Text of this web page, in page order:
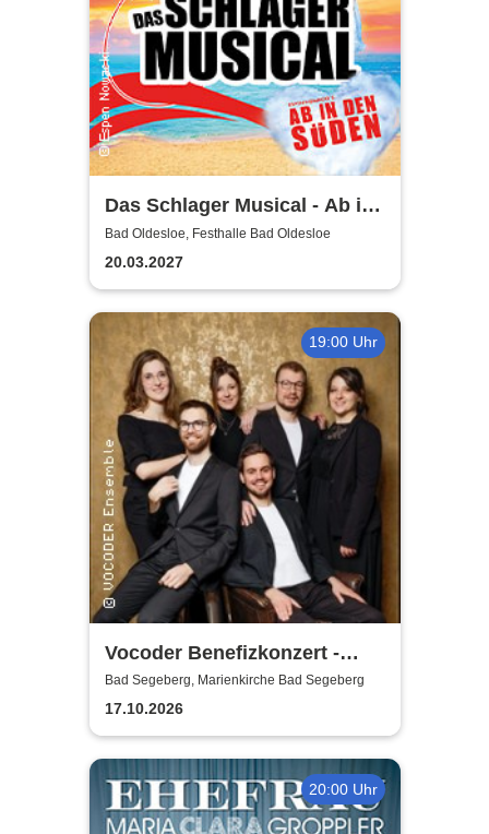
Das Schlager Musical - Ab in
den Süden 2026/2027
Bad Oldesloe, Festhalle Bad Oldesloe
20.03.2027
19:00 Uhr
Vocoder Benefizkonzert -
zugunsten der Tafel Stiftung
Schleswig-Holstein
Bad Segeberg, Marienkirche Bad Segeberg
17.10.2026
20:00 Uhr